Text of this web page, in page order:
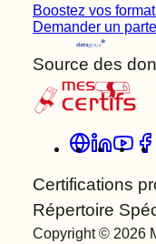
Boostez vos
Demander un
Source des
Certifications
Répertoire
Copyright © 2026